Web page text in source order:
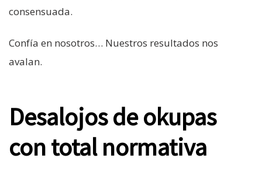
consensuada.
Confía en nosotros… Nuestros resultados nos
avalan.
Desalojos de okupas
con total normativa